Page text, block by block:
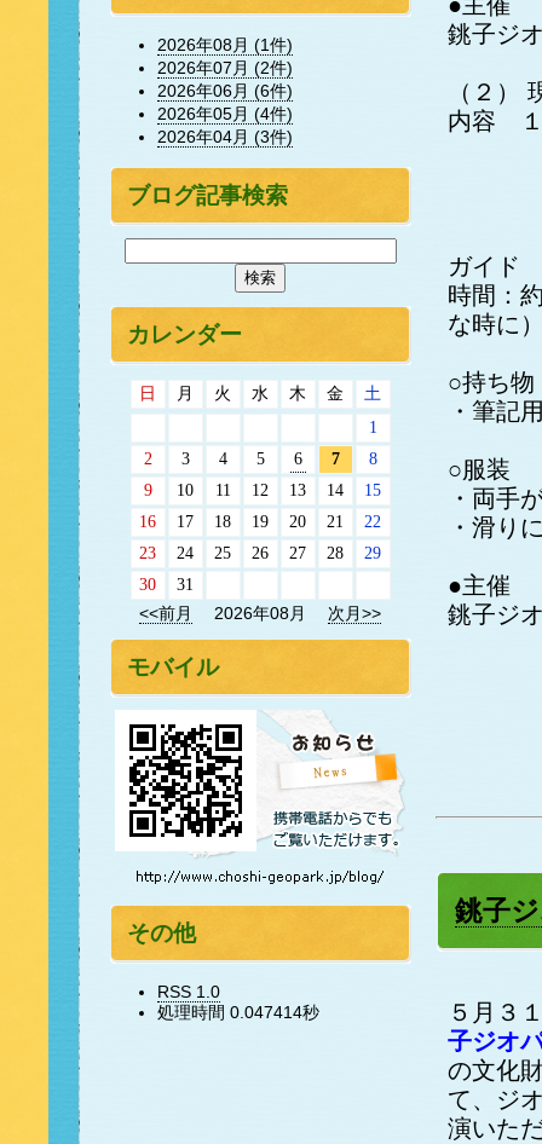
銚子ジ
（２）
内容 １
ガイド
時間：
な時に
○持ち物
・筆
○服装
・両手
・滑り
●主催
銚子ジ
銚子
５月３
子ジオ
の文化
て、ジ
演いた
2026年08月 (1件)
2026年07月 (2件)
2026年06月 (6件)
2026年05月 (4件)
2026年04月 (3件)
ブログ記事検索
カレンダー
日 月 火 水 木 金
土
1
2
3 4 5 6 7
8
9
10 11 12 13 14
15
16
17 18 19 20 21
22
23
24 25 26 27 28
29
30
31
<<前月
2026年08月 次月>>
モバイル
その他
RSS 1.0
処理時間 0.047414秒